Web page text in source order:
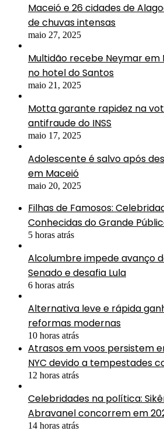
Maceió e 26 cidades de
de chuvas intensas
maio 27, 2025
Multidão recebe Neymar em
no hotel do Santos
maio 21, 2025
Motta garante rapidez na
antifraude do INSS
maio 17, 2025
Adolescente é salvo após
em Maceió
maio 20, 2025
Filhas de Famosos:
Conhecidas do Grande
5 horas atrás
Alcolumbre impede avanço
Senado e desafia Lula
6 horas atrás
Alternativa leve e rápida
reformas modernas
10 horas atrás
Atrasos em voos persistem
NYC devido a tempestades
12 horas atrás
Celebridades na política:
Abravanel concorrem em
14 horas atrás